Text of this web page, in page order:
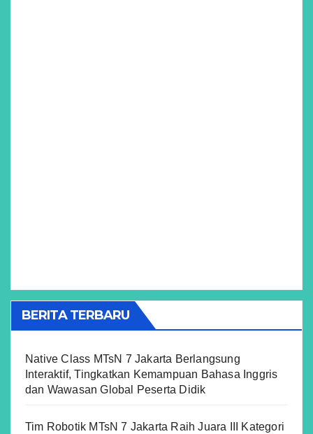
BERITA TERBARU
Native Class MTsN 7 Jakarta Berlangsung
Interaktif, Tingkatkan Kemampuan Bahasa Inggris
dan Wawasan Global Peserta Didik
Tim Robotik MTsN 7 Jakarta Raih Juara III Kategori